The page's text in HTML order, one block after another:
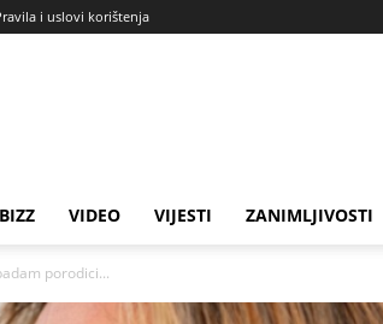
i uslovi korištenja
VIDEO VIJESTI ZANIMLJIVOSTI
porodici...